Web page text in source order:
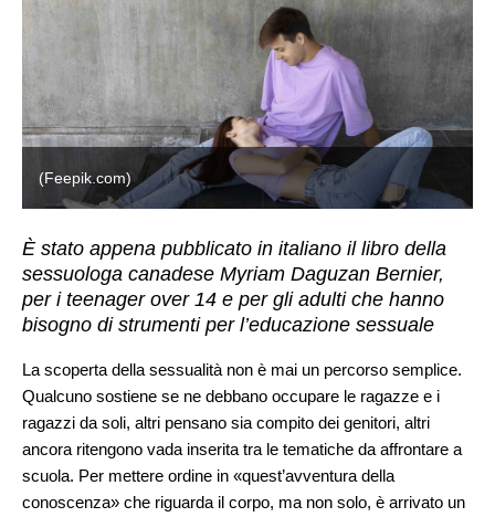
(Feepik.com)
È stato appena pubblicato in italiano il libro della
sessuologa canadese Myriam Daguzan Bernier,
per i teenager over 14 e per gli adulti che hanno
bisogno di strumenti per l’educazione sessuale
La scoperta della sessualità non è mai un percorso semplice.
Qualcuno sostiene se ne debbano occupare le ragazze e i
ragazzi da soli, altri pensano sia compito dei genitori, altri
ancora ritengono vada inserita tra le tematiche da affrontare a
scuola. Per mettere ordine in «quest’avventura della
conoscenza» che riguarda il corpo, ma non solo, è arrivato un